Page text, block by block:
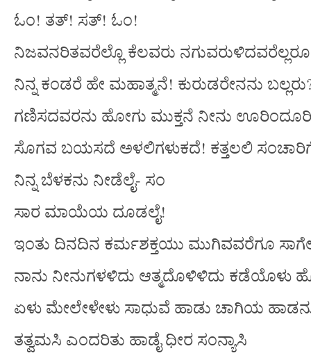
ಓಂ! ತತ್! ಸತ್! ಓಂ!
ನಿಜವನರಿತವರೆಲ್ಲೊ ಕೆಲವರು ನಗುವರುಳಿದವರೆಲ್ಲರೂ
ನಿನ್ನ ಕಂಡರೆ ಹೇ ಮಹಾತ್ಮನೆ! ಕುರುಡರೇನನು
ಗಣಿಸದವರನು ಹೋಗು ಮುಕ್ತನೆ ನೀನು
ಸೊಗವ ಬಯಸದೆ ಅಳಲಿಗಳುಕದೆ! ಕತ್ತಲಲಿ
ನಿನ್ನ ಬೆಳಕನು ನೀಡೆಲೈ- ಸಂ
ಸಾರ ಮಾಯೆಯ ದೂಡಲೈ!
ಇಂತು ದಿನದಿನ ಕರ್ಮಶಕ್ತಯು ಮುಗಿವವರೆಗೂ
ನಾನು ನೀನುಗಳಳಿದು ಆತ್ಮದೊಳಿಳಿದು ಕಡೆಯೊಳು
ಏಳು ಮೇಲೇಳೇಳು ಸಾಧುವೆ ಹಾಡು ಚಾಗಿಯ
ತತ್ವಮಸಿ ಎಂದರಿತು ಹಾಡೈ ಧೀರ ಸಂನ್ಯಾಸಿ